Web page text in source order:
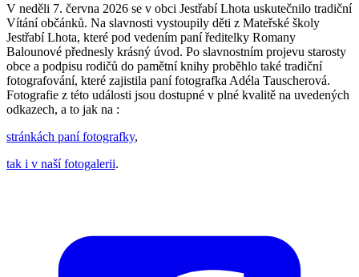
V neděli 7. června 2026 se v obci Jestřabí Lhota uskutečnilo tradiční
Vítání občánků. Na slavnosti vystoupily děti z Mateřské školy
Jestřabí Lhota, které pod vedením paní ředitelky Romany
Balounové přednesly krásný úvod. Po slavnostním projevu starosty
obce a podpisu rodičů do pamětní knihy proběhlo také tradiční
fotografování, které zajistila paní fotografka Adéla Tauscherová.
Fotografie z této události jsou dostupné v plné kvalitě na uvedených
odkazech, a to jak na :
stránkách paní fotografky,
tak i v naší fotogalerii.